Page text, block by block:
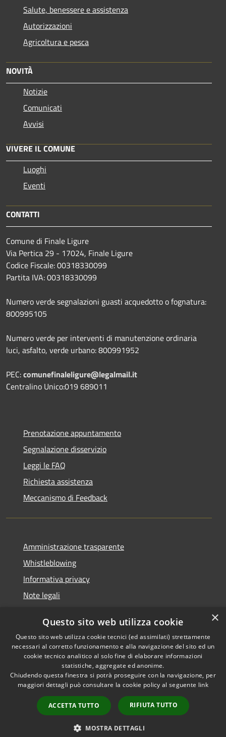
Salute, benessere e assistenza
Autorizzazioni
Agricoltura e pesca
NOVITÀ
Notizie
Comunicati
Avvisi
VIVERE IL COMUNE
Luoghi
Eventi
CONTATTI
Comune di Finale Ligure
Via Pertica 29 - 17024, Finale Ligure
Codice Fiscale: 00318330099
Partita IVA: 00318330099
Numero verde segnalazioni guasti acquedotto o fognatura:
800995105
Numero verde per interventi di manutenzione ordinaria
luci, asfalto, verde urbano: 800991952
PEC:comunefinaleligure@legalmail.it
Centralino Unico:019 689011
Prenotazione appuntamento
Segnalazione disservizio
Leggi le FAQ
Richiesta assistenza
Meccanismo di Feedback
Amministrazione trasparente
Whistleblowing
Informativa privacy
Note legali
Segnalazioni di inaccessibilità
RSS
Accessibilità
Copyright © 2026 • Comune di
Finale Ligure • Powered by
Municipium•
Accesso
redazione
×
Questo sito web utilizza cookie
Questo sito web utilizza cookie tecnici (ed assimilati) strettamente
necessari al corretto funzionamento e alla navigazione del sito ed un
cookie tecnico analitico al solo fine di elaborare informazioni
statistiche, aggregate ed anonime.
Chiudendo questa finestra si potrà proseguire con la navigazione, per
maggiori dettagli può consultare la cookie policy al seguente link
ACCETTA TUTTO RIFIUTA TUTTO
MOSTRA DETTAGLI